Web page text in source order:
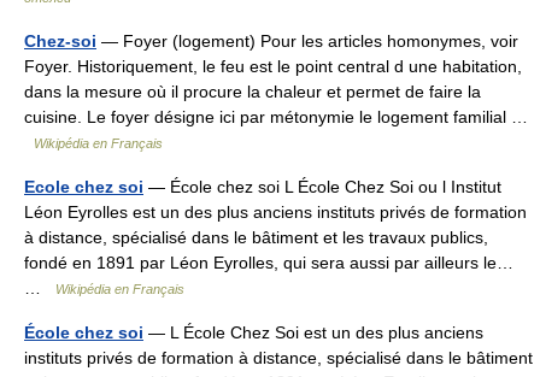
Chez-soi — Foyer (logement) Pour les articles homonymes, voir
Foyer. Historiquement, le feu est le point central d une habitation,
dans la mesure où il procure la chaleur et permet de faire la
cuisine. Le foyer désigne ici par métonymie le logement familial …
Wikipédia en Français
Ecole chez soi — École chez soi L École Chez Soi ou l Institut
Léon Eyrolles est un des plus anciens instituts privés de formation
à distance, spécialisé dans le bâtiment et les travaux publics,
fondé en 1891 par Léon Eyrolles, qui sera aussi par ailleurs le…
…
Wikipédia en Français
École chez soi — L École Chez Soi est un des plus anciens
instituts privés de formation à distance, spécialisé dans le bâtiment